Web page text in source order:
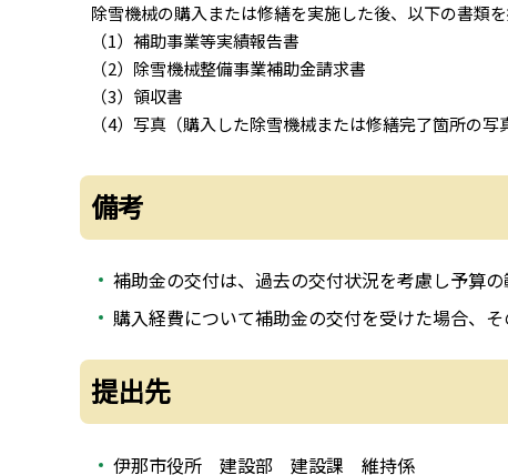
除雪機械の購入または修繕を実施した後、以下の書類を
（1）補助事業等実績報告書
（2）除雪機械整備事業補助金請求書
（3）領収書
（4）写真（購入した除雪機械または修繕完了箇所の写
備考
補助金の交付は、過去の交付状況を考慮し予算の
購入経費について補助金の交付を受けた場合、
提出先
伊那市役所 建設部 建設課 維持係